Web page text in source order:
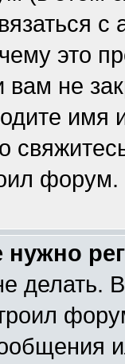
это
вам не
форум.
делать.